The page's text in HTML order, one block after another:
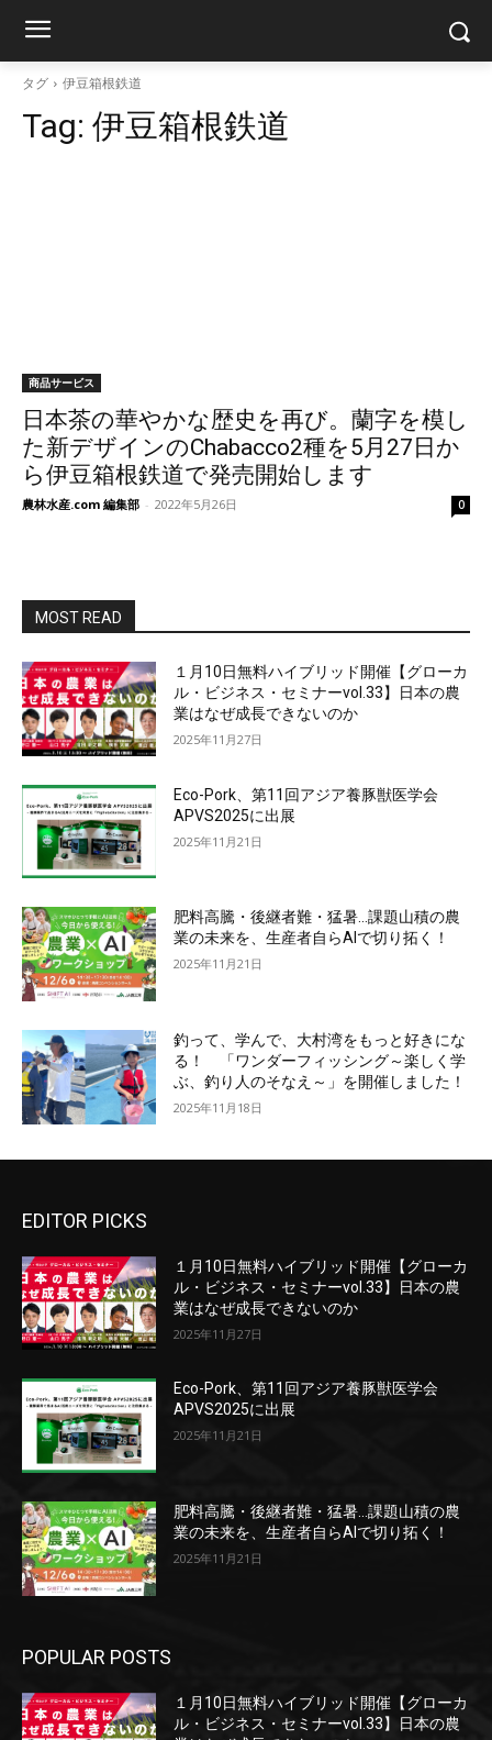
タグ 伊豆箱根鉄道
Tag: 伊豆箱根鉄道
商品サービス
日本茶の華やかな歴史を再び。蘭字を模し
た新デザインのChabacco2種を5月27日か
ら伊豆箱根鉄道で発売開始します
農林水産.com 編集部 - 2022年5月26日 0
MOST READ
１月10日無料ハイブリッド開催【グローカ
ル・ビジネス・セミナーvol.33】日本の農
業はなぜ成長できないのか
2025年11月27日
Eco-Pork、第11回アジア養豚獣医学会
APVS2025に出展
2025年11月21日
肥料高騰・後継者難・猛暑…課題山積の農
業の未来を、生産者自らAIで切り拓く！
2025年11月21日
釣って、学んで、大村湾をもっと好きにな
る！ 「ワンダーフィッシング～楽しく学
ぶ、釣り人のそなえ～」を開催しました！
2025年11月18日
EDITOR PICKS
１月10日無料ハイブリッド開催【グローカ
ル・ビジネス・セミナーvol.33】日本の農
業はなぜ成長できないのか
2025年11月27日
Eco-Pork、第11回アジア養豚獣医学会
APVS2025に出展
2025年11月21日
肥料高騰・後継者難・猛暑…課題山積の農
業の未来を、生産者自らAIで切り拓く！
2025年11月21日
POPULAR POSTS
１月10日無料ハイブリッド開催【グローカ
ル・ビジネス・セミナーvol.33】日本の農